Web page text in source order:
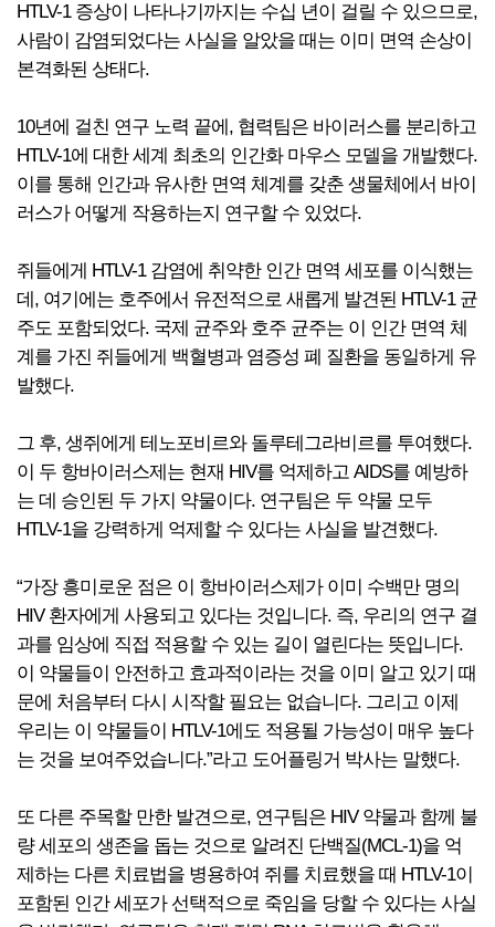
HTLV-1 증상이 나타나기까지는 수십 년이 걸릴 수 있으므로,
사람이 감염되었다는 사실을 알았을 때는 이미 면역 손상이
본격화된 상태다.
10년에 걸친 연구 노력 끝에, 협력팀은 바이러스를 분리하고
HTLV-1에 대한 세계 최초의 인간화 마우스 모델을 개발했다.
이를 통해 인간과 유사한 면역 체계를 갖춘 생물체에서 바이
러스가 어떻게 작용하는지 연구할 수 있었다.
쥐들에게 HTLV-1 감염에 취약한 인간 면역 세포를 이식했는
데, 여기에는 호주에서 유전적으로 새롭게 발견된 HTLV-1 균
주도 포함되었다. 국제 균주와 호주 균주는 이 인간 면역 체
계를 가진 쥐들에게 백혈병과 염증성 폐 질환을 동일하게 유
발했다.
그 후, 생쥐에게 테노포비르와 돌루테그라비르를 투여했다.
이 두 항바이러스제는 현재 HIV를 억제하고 AIDS를 예방하
는 데 승인된 두 가지 약물이다. 연구팀은 두 약물 모두
HTLV-1을 강력하게 억제할 수 있다는 사실을 발견했다.
“가장 흥미로운 점은 이 항바이러스제가 이미 수백만 명의
HIV 환자에게 사용되고 있다는 것입니다. 즉, 우리의 연구 결
과를 임상에 직접 적용할 수 있는 길이 열린다는 뜻입니다.
이 약물들이 안전하고 효과적이라는 것을 이미 알고 있기 때
문에 처음부터 다시 시작할 필요는 없습니다. 그리고 이제
우리는 이 약물들이 HTLV-1에도 적용될 가능성이 매우 높다
는 것을 보여주었습니다.”라고 도어플링거 박사는 말했다.
또 다른 주목할 만한 발견으로, 연구팀은 HIV 약물과 함께 불
량 세포의 생존을 돕는 것으로 알려진 단백질(MCL-1)을 억
제하는 다른 치료법을 병용하여 쥐를 치료했을 때 HTLV-1이
포함된 인간 세포가 선택적으로 죽임을 당할 수 있다는 사실